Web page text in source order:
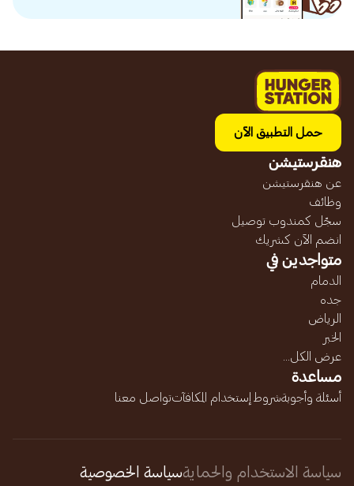
حمل التطبيق الآن
هنقرستيشن
عن هنقرستيشن
وظائف
سجّل كمندوب توصيل
انضم الآن كشريك
متواجدين في
الدمام
جده
الرياض
الخبر
عرض الكل...
مساعدة
أسئلة وأجوبةشروط إستخدام المكافآتتواصل معنا
سياسة الاستخدام والحمايةسياسة الخصوصية